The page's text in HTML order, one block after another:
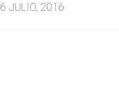
6 JULIO, 2016